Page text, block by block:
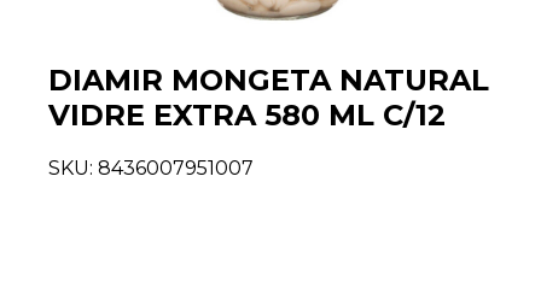
DIAMIR MONGETA NATURAL
VIDRE EXTRA 580 ML C/12
SKU: 8436007951007